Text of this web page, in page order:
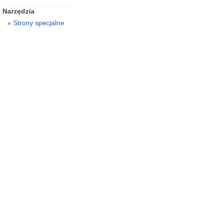
Narzędzia
Strony specjalne